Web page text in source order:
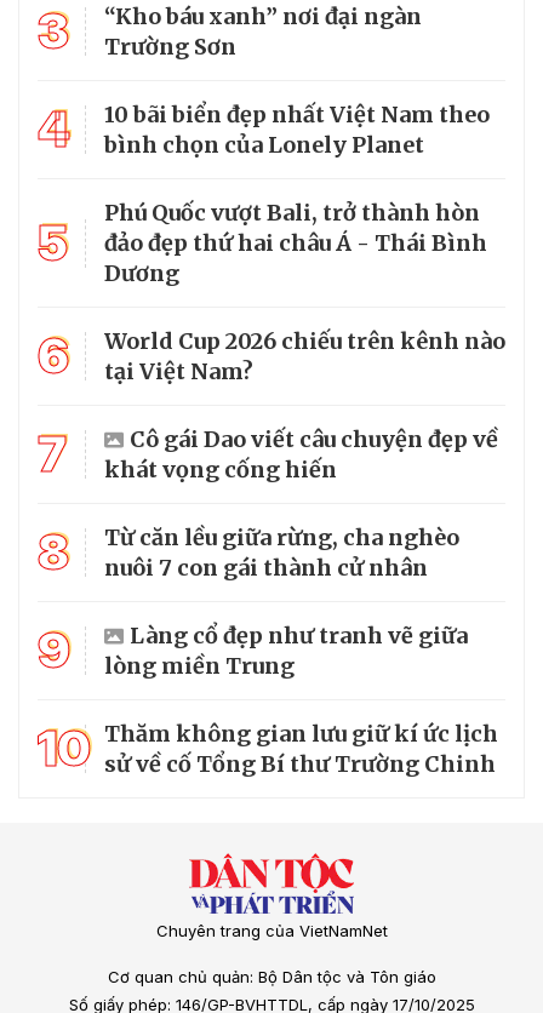
3
“Kho báu xanh” nơi đại ngàn
Trường Sơn
4
10 bãi biển đẹp nhất Việt Nam theo
bình chọn của Lonely Planet
5
Phú Quốc vượt Bali, trở thành hòn
đảo đẹp thứ hai châu Á - Thái Bình
Dương
6
World Cup 2026 chiếu trên kênh nào
tại Việt Nam?
7
Cô gái Dao viết câu chuyện đẹp về
khát vọng cống hiến
8
Từ căn lều giữa rừng, cha nghèo
nuôi 7 con gái thành cử nhân
9
Làng cổ đẹp như tranh vẽ giữa
lòng miền Trung
10 Thăm không gian lưu giữ kí ức lịch
sử về cố Tổng Bí thư Trường Chinh
Chuyên trang của VietNamNet
Cơ quan chủ quản: Bộ Dân tộc và Tôn giáo
Số giấy phép: 146/GP-BVHTTDL, cấp ngày 17/10/2025